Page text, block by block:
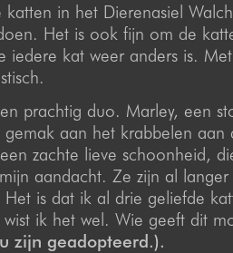
in het Dierenasiel
Het is ook fijn om de
iedere kat weer anders is.
prachtig duo. Marley, een
aan het krabbelen aan
zachte lieve schoonheid,
aandacht. Ze zijn al
is dat ik al drie geliefde
ik het wel. Wie geeft dit
zijn geadopteerd.).